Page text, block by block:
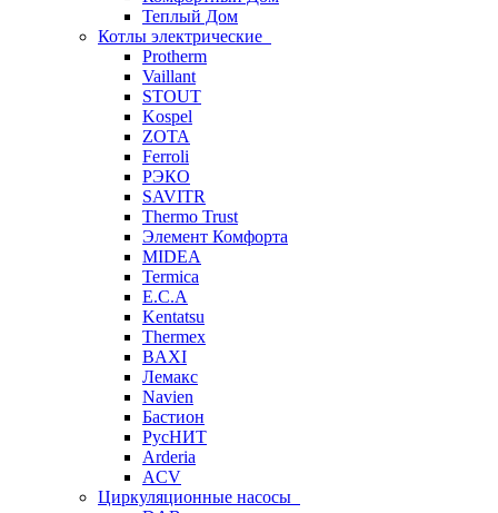
Теплый Дом
Котлы электрические
Protherm
Vaillant
STOUT
Kospel
ZOTA
Ferroli
РЭКО
SAVITR
Thermo Trust
Элемент Комфорта
MIDEA
Termica
E.C.A
Kentatsu
Thermex
BAXI
Лемакс
Navien
Бастион
РусНИТ
Arderia
ACV
Циркуляционные насосы